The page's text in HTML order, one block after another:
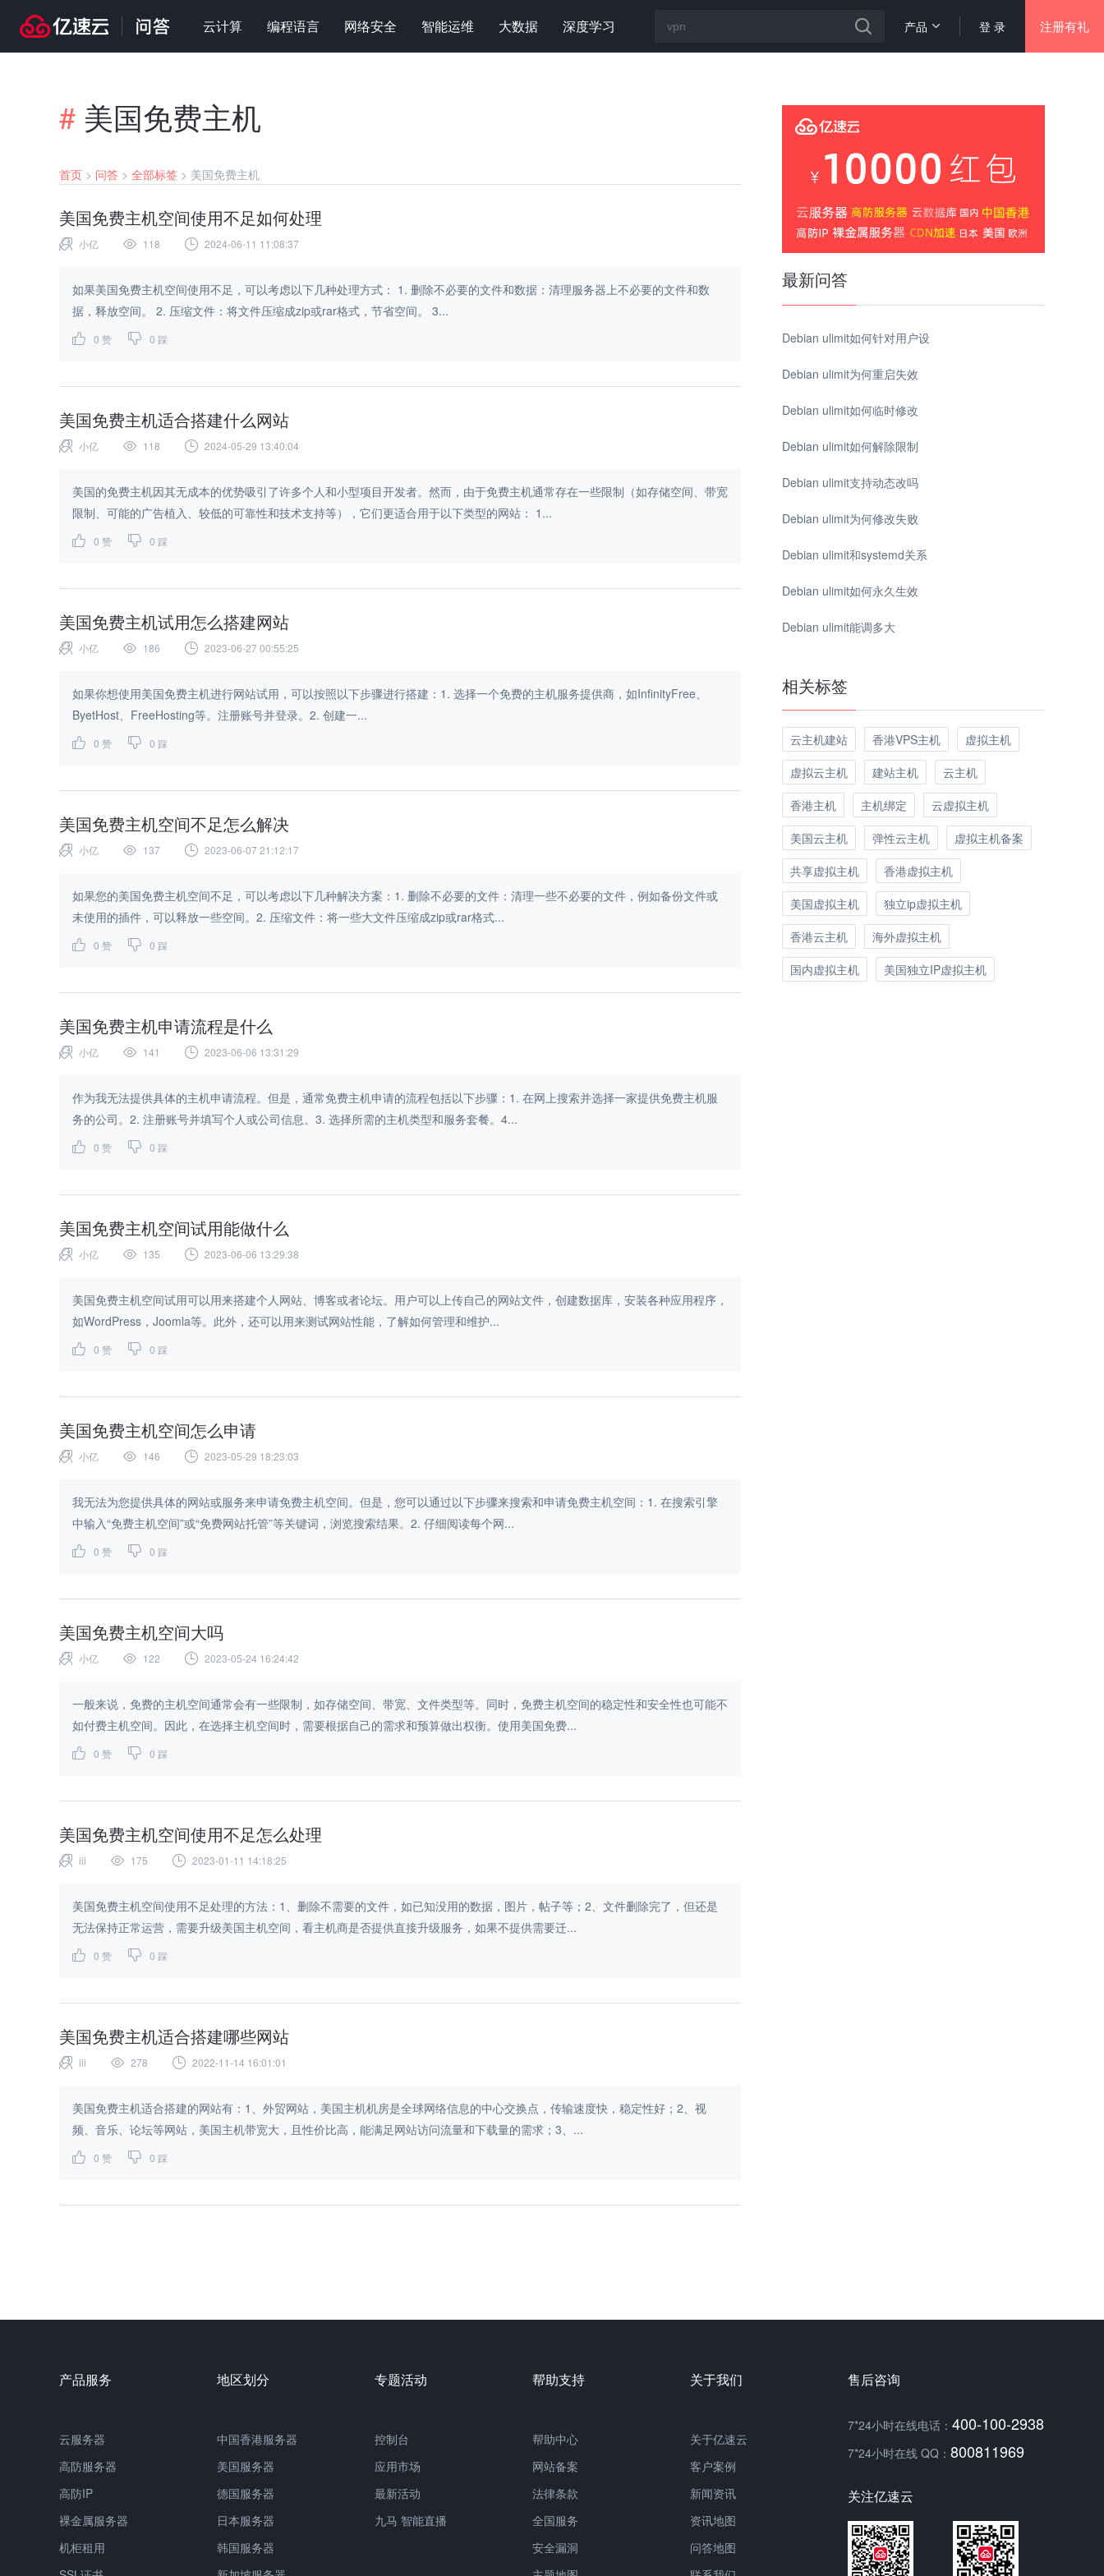
云计算 编程语言 网络安全 智能运维 大数据 深度学习 登 录 注册有礼
产品
# 美国免费主机
首页 > 问答 > 全部标签 > 美国免费主机
美国免费主机空间使用不足如何处理
小亿 118 2024-06-11 11:08:37
如果美国免费主机空间使用不足，可以考虑以下几种处理方式： 1. 删除不必要的文件和数据：清理服务器上不必要的文件和数
据，释放空间。 2. 压缩文件：将文件压缩成zip或rar格式，节省空间。 3...
0 赞 0 踩
美国免费主机适合搭建什么网站
小亿 118 2024-05-29 13:40:04
美国的免费主机因其无成本的优势吸引了许多个人和小型项目开发者。然而，由于免费主机通常存在一些限制（如存储空间、带宽
限制、可能的广告植入、较低的可靠性和技术支持等），它们更适合用于以下类型的网站： 1...
0 赞 0 踩
美国免费主机试用怎么搭建网站
小亿 186 2023-06-27 00:55:25
如果你想使用美国免费主机进行网站试用，可以按照以下步骤进行搭建：1. 选择一个免费的主机服务提供商，如InfinityFree、
ByetHost、FreeHosting等。注册账号并登录。2. 创建一...
0 赞 0 踩
美国免费主机空间不足怎么解决
小亿 137 2023-06-07 21:12:17
如果您的美国免费主机空间不足，可以考虑以下几种解决方案：1. 删除不必要的文件：清理一些不必要的文件，例如备份文件或
未使用的插件，可以释放一些空间。2. 压缩文件：将一些大文件压缩成zip或rar格式...
0 赞 0 踩
美国免费主机申请流程是什么
小亿 141 2023-06-06 13:31:29
作为我无法提供具体的主机申请流程。但是，通常免费主机申请的流程包括以下步骤：1. 在网上搜索并选择一家提供免费主机服
务的公司。2. 注册账号并填写个人或公司信息。3. 选择所需的主机类型和服务套餐。4...
0 赞 0 踩
美国免费主机空间试用能做什么
小亿 135 2023-06-06 13:29:38
美国免费主机空间试用可以用来搭建个人网站、博客或者论坛。用户可以上传自己的网站文件，创建数据库，安装各种应用程序，
如WordPress，Joomla等。此外，还可以用来测试网站性能，了解如何管理和维护...
0 赞 0 踩
美国免费主机空间怎么申请
小亿 146 2023-05-29 18:23:03
我无法为您提供具体的网站或服务来申请免费主机空间。但是，您可以通过以下步骤来搜索和申请免费主机空间：1. 在搜索引擎
中输入“免费主机空间”或“免费网站托管”等关键词，浏览搜索结果。2. 仔细阅读每个网...
0 赞 0 踩
美国免费主机空间大吗
小亿 122 2023-05-24 16:24:42
一般来说，免费的主机空间通常会有一些限制，如存储空间、带宽、文件类型等。同时，免费主机空间的稳定性和安全性也可能不
如付费主机空间。因此，在选择主机空间时，需要根据自己的需求和预算做出权衡。使用美国免费...
0 赞 0 踩
美国免费主机空间使用不足怎么处理
iii 175 2023-01-11 14:18:25
美国免费主机空间使用不足处理的方法：1、删除不需要的文件，如已知没用的数据，图片，帖子等；2、文件删除完了，但还是
无法保持正常运营，需要升级美国主机空间，看主机商是否提供直接升级服务，如果不提供需要迁...
0 赞 0 踩
美国免费主机适合搭建哪些网站
iii 278 2022-11-14 16:01:01
美国免费主机适合搭建的网站有：1、外贸网站，美国主机机房是全球网络信息的中心交换点，传输速度快，稳定性好；2、视
频、音乐、论坛等网站，美国主机带宽大，且性价比高，能满足网站访问流量和下载量的需求；3、...
0 赞 0 踩
最新问答
Debian ulimit如何针对用户设
Debian ulimit为何重启失效
Debian ulimit如何临时修改
Debian ulimit如何解除限制
Debian ulimit支持动态改吗
Debian ulimit为何修改失败
Debian ulimit和systemd关系
Debian ulimit如何永久生效
Debian ulimit能调多大
相关标签
云主机建站 香港VPS主机
虚拟主机
虚拟云主机
建站主机
云主机
香港主机
主机绑定
云虚拟主机
美国云主机
弹性云主机
虚拟主机备案
共享虚拟主机
香港虚拟主机
美国虚拟主机
独立ip虚拟主机
香港云主机
海外虚拟主机
国内虚拟主机
美国独立IP虚拟主机
产品服务
云服务器
高防服务器
高防IP
裸金属服务器
机柜租用
地区划分
中国香港服务器
美国服务器
德国服务器
日本服务器
韩国服务器
专题活动
控制台
应用市场
最新活动
九马 智能直播
帮助支持
帮助中心
网站备案
法律条款
全国服务
安全漏洞
关于我们
关于亿速云
客户案例
新闻资讯
资讯地图
问答地图
售后咨询
7*24小时在线电话： 400-100-2938
7*24小时在线 QQ： 800811969
关注亿速云